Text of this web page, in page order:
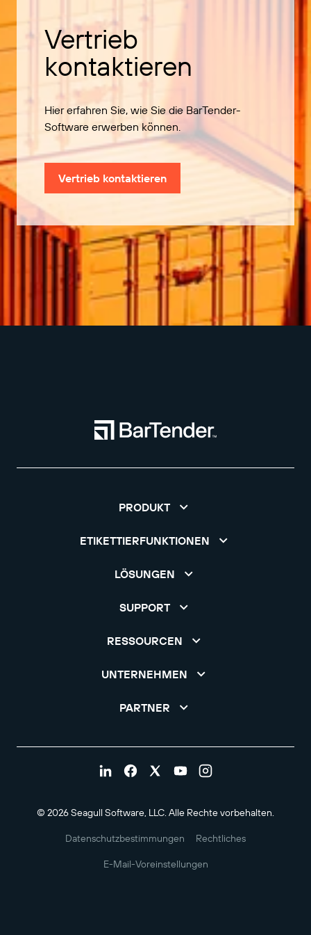
Vertrieb
kontaktieren
Hier erfahren Sie, wie Sie die BarTender-
Software erwerben können.
Vertrieb kontaktieren
PRODUKT
ETIKETTIERFUNKTIONEN
LÖSUNGEN
SUPPORT
RESSOURCEN
UNTERNEHMEN
PARTNER
© 2026 Seagull Software, LLC. Alle Rechte vorbehalten.
Datenschutzbestimmungen Rechtliches
E-Mail-Voreinstellungen